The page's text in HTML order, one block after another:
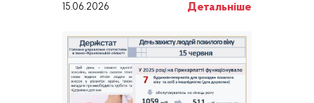
15.06.2026 Детальніше